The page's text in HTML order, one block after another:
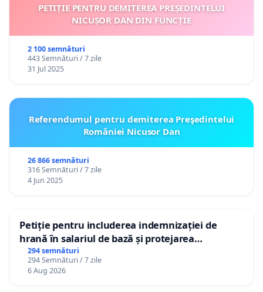
PETIȚIE PENTRU DEMITEREA PREȘEDINTELUI
NICUȘOR DAN DIN FUNCȚIE
2 100 semnături
443 Semnături / 7 zile
31 Jul 2025
Referendumul pentru demiterea Preşedintelui
României Nicusor Dan
26 866 semnături
316 Semnături / 7 zile
4 Jun 2025
Petiție pentru includerea indemnizației de
hrană în salariul de bază și protejarea
gradațiilor de vechime pentru asistenții
personali
294 semnături
294 Semnături / 7 zile
6 Aug 2026